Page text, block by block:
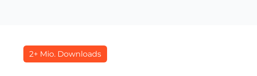
2+ Mio. Downloads